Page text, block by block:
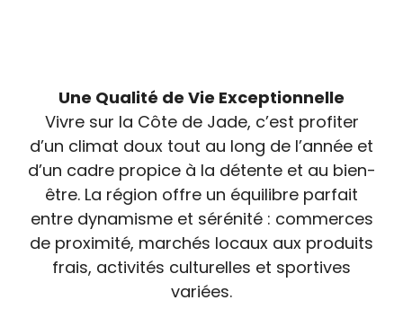
Une Qualité de Vie Exceptionnelle
Vivre sur la Côte de Jade, c’est profiter
d’un climat doux tout au long de l’année et
d’un cadre propice à la détente et au bien-
être. La région offre un équilibre parfait
entre dynamisme et sérénité : commerces
de proximité, marchés locaux aux produits
frais, activités culturelles et sportives
variées.